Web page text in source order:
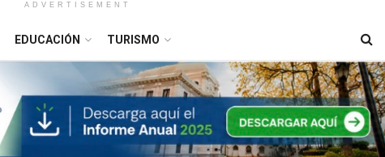
ADVERTISEMENT
EDUCACIÓN TURISMO